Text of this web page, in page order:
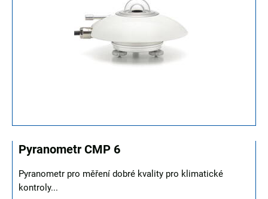
Pyranometr CMP 6
Pyranometr pro měření dobré kvality pro klimatické
kontroly...